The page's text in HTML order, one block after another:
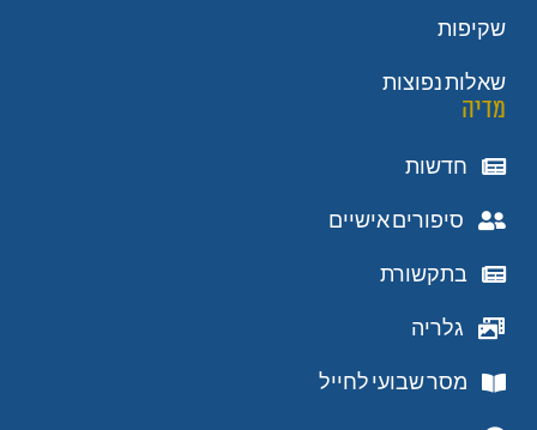
שקיפות
שאלות נפוצות
מדיה
חדשות
סיפורים אישיים
בתקשורת
גלריה
מסר שבועי לחייל